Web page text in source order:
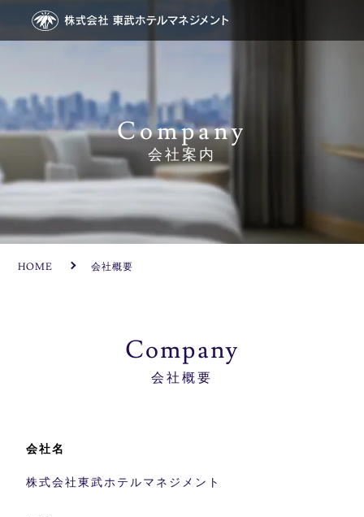
Company
会社案内
HOME 会社概要
Company
会社概要
会社名
株式会社東武ホテルマネジメント